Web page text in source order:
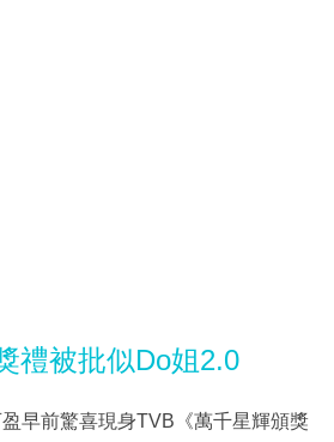
禮被批似Do姐2.0
早前驚喜現身TVB《萬千星輝頒獎